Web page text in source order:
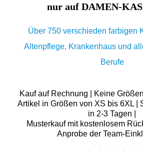
nur auf DAMEN-
Über 750 verschieden farbigen
Altenpflege, Krankenhaus und
Berufe
Kauf auf Rechnung | Keine
Artikel in Größen von XS bis 6XL |
in 2-3 Tagen |
Musterkauf mit kostenlosem
Anprobe der Team-